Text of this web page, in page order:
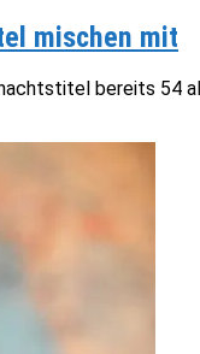
mischen mit
bereits 54